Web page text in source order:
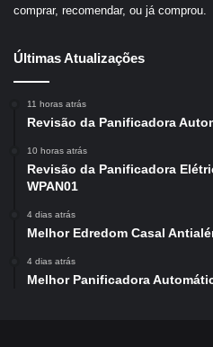
comprar, recomendar, ou já comprou.
Últimas Atualizações
11 horas atrás
Revisão da Panificadora
10 horas atrás
Revisão da Panificadora
WPAN01
4 dias atrás
Melhor Edredom Casal
4 dias atrás
Melhor Panificadora